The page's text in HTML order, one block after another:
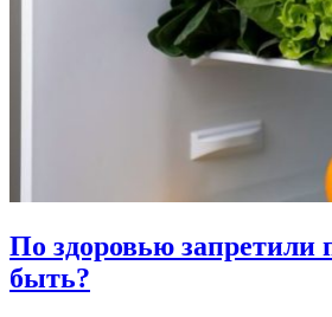
По здоровью запретили
быть?